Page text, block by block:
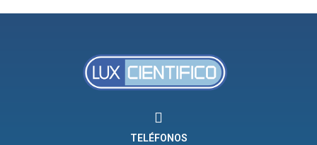
TELÉFONOS